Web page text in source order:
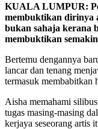
KUALA LUMPUR:
membuktikan dirinya
bukan sahaja kerana
membuktikan
Bertemu dengannya
lancar dan tenang
termasuk membabitkan
Aisha memahami
tugas masing-masing
kerjaya seseorang artis